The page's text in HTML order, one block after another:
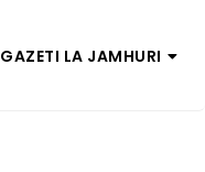
GAZETI LA JAMHURI